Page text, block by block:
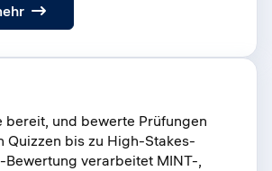
:
Proctor
bereit, und bewerte Prüfungen
Quizzen bis zu High-Stakes-
Bewertung verarbeitet MINT-,